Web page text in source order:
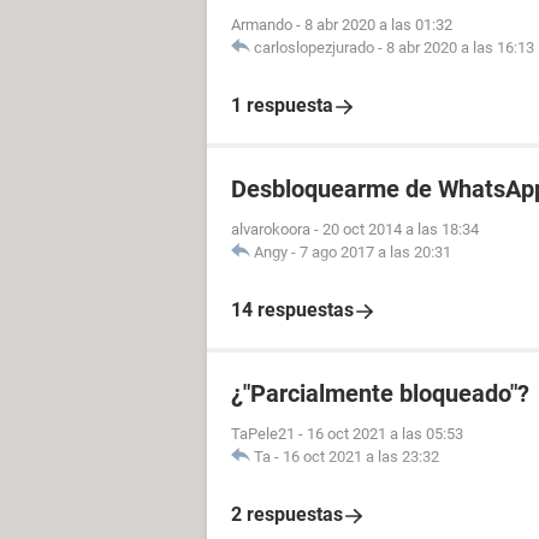
Armando - 8 abr 2020 a las 01:32
carloslopezjurado - 8 abr 2020 a las 16:13
1 respuesta
Desbloquearme de
alvarokoora - 20 oct 2014 a las 18:34
Angy - 7 ago 2017 a las 20:31
14 respuestas
¿"Parcialmente bloqueado"?
TaPele21 - 16 oct 2021 a las 05:53
Ta - 16 oct 2021 a las 23:32
2 respuestas